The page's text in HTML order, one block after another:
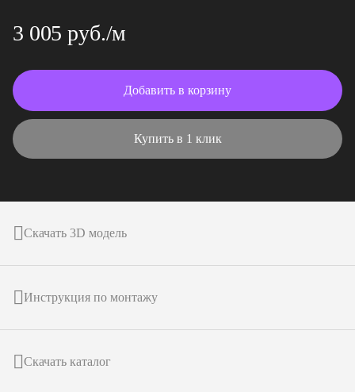
3 005 руб./м
Добавить в корзину
Купить в 1 клик
Скачать 3D модель
Инструкция по монтажу
Скачать каталог